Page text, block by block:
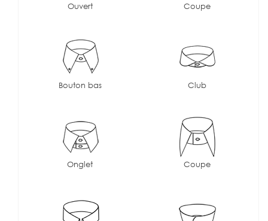
Ouvert Coupe
Bouton bas Club
Onglet Coupe